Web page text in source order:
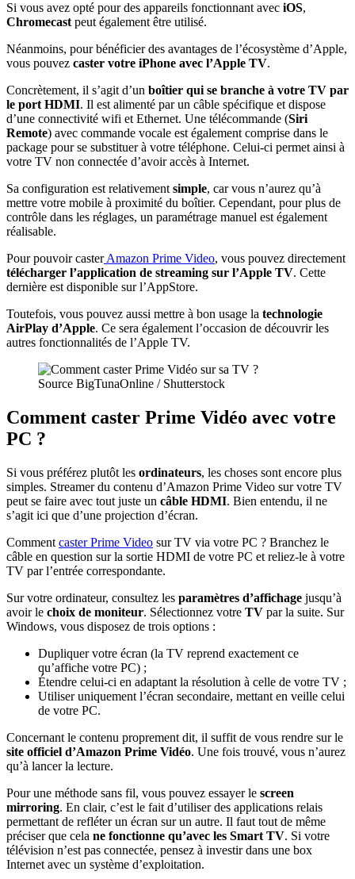
Si vous avez opté pour des appareils fonctionnant avec iOS,
Chromecast peut également être utilisé.
Néanmoins, pour bénéficier des avantages de l’écosystème d’Apple,
vous pouvez caster votre iPhone avec l’Apple TV.
Concrètement, il s’agit d’un boîtier qui se branche à votre TV par
le port HDMI. Il est alimenté par un câble spécifique et dispose
d’une connectivité wifi et Ethernet. Une télécommande (Siri
Remote) avec commande vocale est également comprise dans le
package pour se substituer à votre téléphone. Celui-ci permet ainsi à
votre TV non connectée d’avoir accès à Internet.
Sa configuration est relativement simple, car vous n’aurez qu’à
mettre votre mobile à proximité du boîtier. Cependant, pour plus de
contrôle dans les réglages, un paramétrage manuel est également
réalisable.
Pour pouvoir casterAmazon Prime Video, vous pouvez directement
télécharger l’application de streaming sur l’Apple TV. Cette
dernière est disponible sur l’AppStore.
Toutefois, vous pouvez aussi mettre à bon usage la technologie
AirPlay d’Apple. Ce sera également l’occasion de découvrir les
autres fonctionnalités de l’Apple TV.
Source BigTunaOnline / Shutterstock
Comment caster Prime Vidéo avec votre
PC ?
Si vous préférez plutôt les ordinateurs, les choses sont encore plus
simples. Streamer du contenu d’Amazon Prime Video sur votre TV
peut se faire avec tout juste un câble HDMI. Bien entendu, il ne
s’agit ici que d’une projection d’écran.
Comment caster Prime Video sur TV via votre PC ? Branchez le
câble en question sur la sortie HDMI de votre PC et reliez-le à votre
TV par l’entrée correspondante.
Sur votre ordinateur, consultez les paramètres d’affichage jusqu’à
avoir le choix de moniteur. Sélectionnez votre TV par la suite. Sur
Windows, vous disposez de trois options :
Dupliquer votre écran (la TV reprend exactement ce
qu’affiche votre PC) ;
Étendre celui-ci en adaptant la résolution à celle de votre TV ;
Utiliser uniquement l’écran secondaire, mettant en veille celui
de votre PC.
Concernant le contenu proprement dit, il suffit de vous rendre sur le
site officiel d’Amazon Prime Vidéo. Une fois trouvé, vous n’aurez
qu’à lancer la lecture.
Pour une méthode sans fil, vous pouvez essayer le screen
mirroring. En clair, c’est le fait d’utiliser des applications relais
permettant de refléter un écran sur un autre. Il faut tout de même
préciser que cela ne fonctionne qu’avec les Smart TV. Si votre
télévision n’est pas connectée, pensez à investir dans une box
Internet avec un système d’exploitation.